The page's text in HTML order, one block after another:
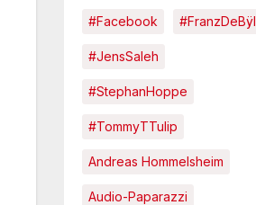
#Facebook #FranzDeBÿl
#JensSaleh
#StephanHoppe
#TommyTTulip
Andreas Hommelsheim
Audio-Paparazzi